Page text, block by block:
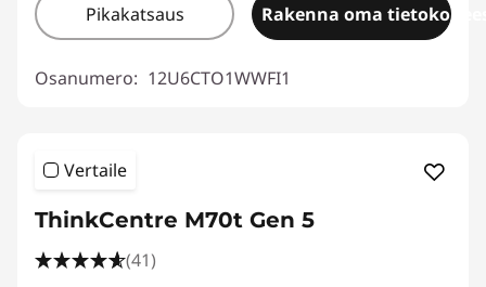
Pikakatsaus Rakenna oma
Osanumero: 12U6CTO1WWFI1
Vertaile
ThinkCentre M70t Gen 5
(41)